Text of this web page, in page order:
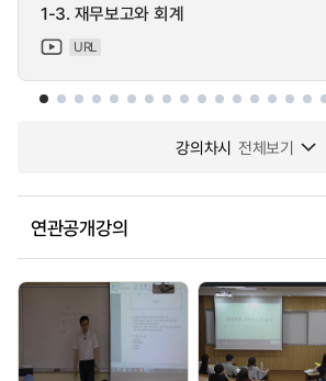
1-3. 재무보고와 회계
URL
강의차시 전체보기
연관공개강의